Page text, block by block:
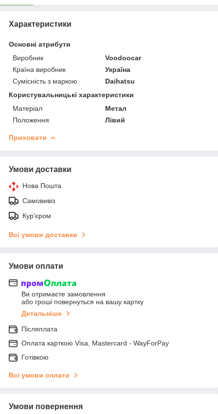
Характеристики
Основні атрибути
Виробник
Voodoocar
Країна виробник
Україна
Сумісність з маркою
Daihatsu
Користувальницькі характеристики
Матеріал
Метал
Положення
Лівий
Приховати
Умови доставки
Нова Пошта
Самовивіз
Кур'єром
Всі умови доставки
Умови оплати
Ви отримаєте замовлення
або гроші повернуться на вашу картку
Детальніше
Післяплата
Оплата карткою Visa, Mastercard - WayForPay
Готівкою
Всі умови оплати
Умови повернення